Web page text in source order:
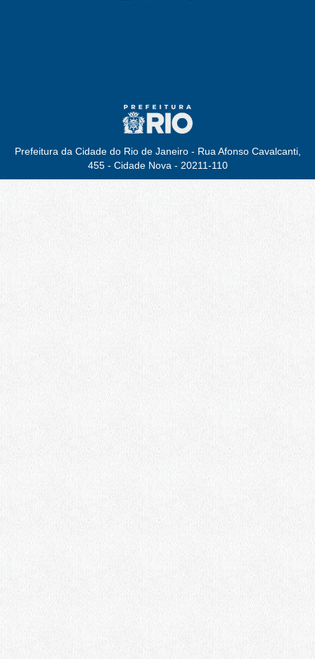
Prefeitura da Cidade do Rio de Janeiro - Rua Afonso Cavalcanti,
455 - Cidade Nova - 20211-110